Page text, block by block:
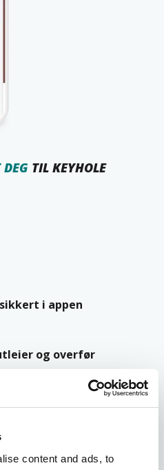
content and ads, to
TIL KEYHOLE
i appen
og overfør